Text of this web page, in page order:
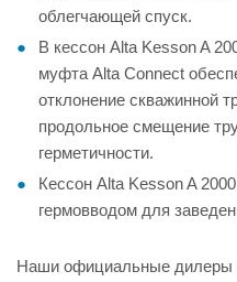
облегчающей спуск.
В кессон Alta Kesson A
муфта Alta Connect
отклонение скважинной
продольное смещение
герметичности.
Кессон Alta Kesson A
гермовводом для
Наши официальные дилеры